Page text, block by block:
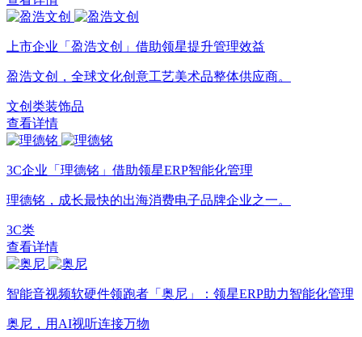
上市企业「盈浩文创」借助领星提升管理效益
盈浩文创，全球文化创意工艺美术品整体供应商。
文创类装饰品
查看详情
3C企业「理德铭」借助领星ERP智能化管理
理德铭，成长最快的出海消费电子品牌企业之一。
3C类
查看详情
智能音视频软硬件领跑者「奥尼」：领星ERP助力智能化管理
奥尼，用AI视听连接万物